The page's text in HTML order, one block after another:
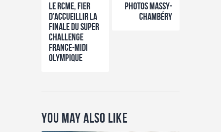
Le RCME, fier
d’accueillir la
Finale du Super
Challenge
France-Midi
Olympique
photos Massy-
chambéry
You May Also Like